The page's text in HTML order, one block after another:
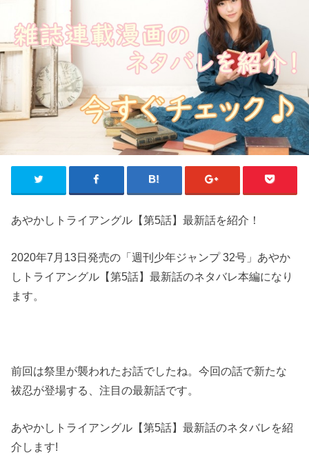
あやかしトライアングル【第5話】最新話を紹介！
2020年7月13日発売の「週刊少年ジャンプ 32号」あやか
しトライアングル【第5話】最新話のネタバレ本編になり
ます。
前回は祭里が襲われたお話でしたね。今回の話で新たな
祓忍が登場する、注目の最新話です。
あやかしトライアングル【第5話】最新話のネタバレを紹
介します!